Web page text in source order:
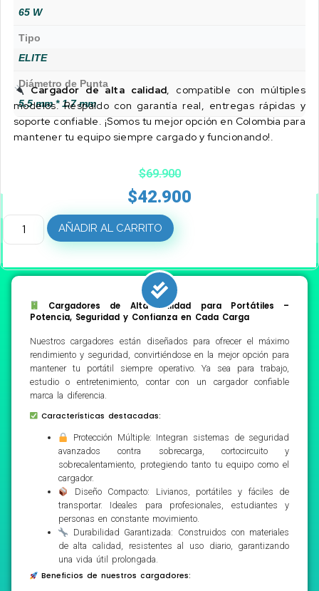
65 W
Tipo
ELITE
Diámetro de Punta
5.5 mm * 1.7 mm
Cargador de alta calidad, compatible con múltiples
modelos. Respaldo con garantía real, entregas rápidas y
soporte confiable. ¡Somos tu mejor opción en Colombia para
mantener tu equipo siempre cargado y funcionando!.
$69.900
$42.900
AÑADIR AL CARRITO
Cargadores de Alta Calidad para Portátiles –
Potencia, Seguridad y Confianza en Cada Carga
Nuestros cargadores están diseñados para ofrecer el máximo
rendimiento y seguridad, convirtiéndose en la mejor opción para
mantener tu portátil siempre operativo. Ya sea para trabajo,
estudio o entretenimiento, contar con un cargador confiable
marca la diferencia.
Características destacadas:
Protección Múltiple: Integran sistemas de seguridad
avanzados contra sobrecarga, cortocircuito y
sobrecalentamiento, protegiendo tanto tu equipo como el
cargador.
Diseño Compacto: Livianos, portátiles y fáciles de
transportar. Ideales para profesionales, estudiantes y
personas en constante movimiento.
Durabilidad Garantizada: Construidos con materiales
de alta calidad, resistentes al uso diario, garantizando
una vida útil prolongada.
Beneficios de nuestros cargadores: